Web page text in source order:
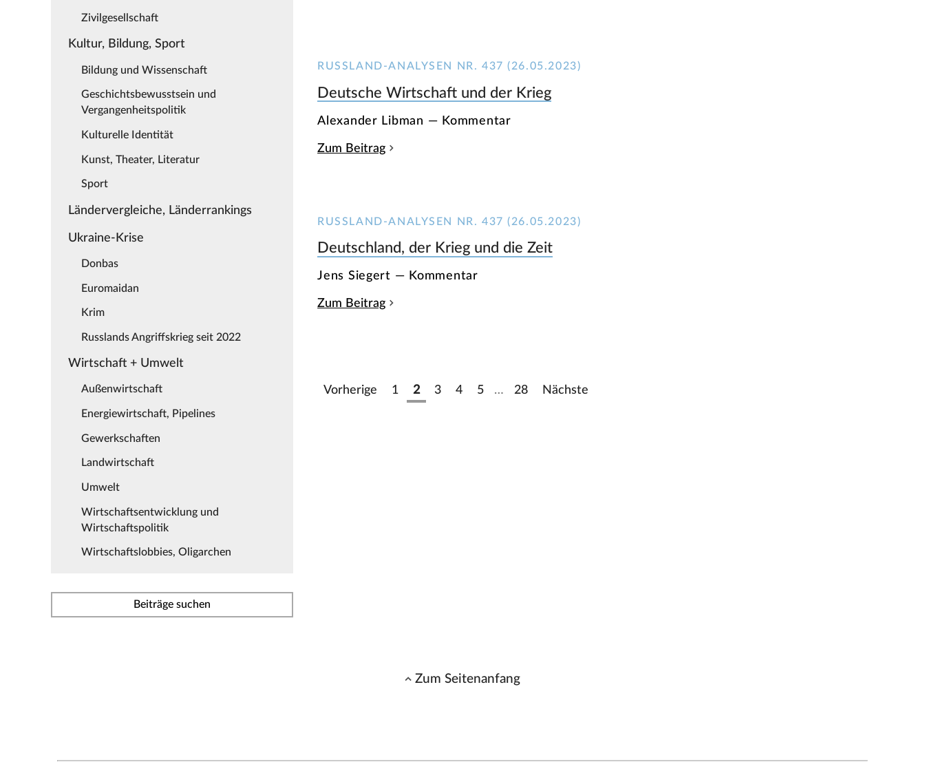
Zivilgesellschaft
Kultur, Bildung, Sport
Bildung und Wissenschaft
Geschichtsbewusstsein und
Vergangenheitspolitik
Kulturelle Identität
Kunst, Theater, Literatur
Sport
Ländervergleiche, Länderrankings
Ukraine-Krise
Donbas
Euromaidan
Krim
Russlands Angriffskrieg seit 2022
Wirtschaft + Umwelt
Außenwirtschaft
Energiewirtschaft, Pipelines
Gewerkschaften
Landwirtschaft
Umwelt
Wirtschaftsentwicklung und
Wirtschaftspolitik
Wirtschaftslobbies, Oligarchen
Beiträge suchen
RUSSLAND-ANALYSEN NR. 437 (26.05.2023)
Deutsche Wirtschaft und der Krieg
Alexander Libman — Kommentar
Zum Beitrag
RUSSLAND-ANALYSEN NR. 437 (26.05.2023)
Deutschland, der Krieg und die Zeit
Jens Siegert — Kommentar
Zum Beitrag
Vorherige 1 2 3 4 5 … 28 Nächste
Zum Seitenanfang